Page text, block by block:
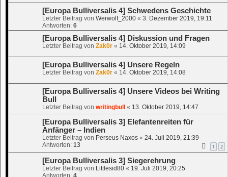
[Europa Bulliversalis 4] Schwedens Geschichte
Letzter Beitrag von Werwolf_2000 « 3. Dezember 2019, 19:11
Antworten: 6
[Europa Bulliversalis 4] Diskussion und Fragen
Letzter Beitrag von Zak0r « 14. Oktober 2019, 14:09
[Europa Bulliversalis 4] Unsere Regeln
Letzter Beitrag von Zak0r « 14. Oktober 2019, 14:08
[Europa Bulliversalis 4] Unsere Videos bei Writing
Bull
Letzter Beitrag von writingbull « 13. Oktober 2019, 14:47
[Europa Bulliversalis 3] Elefantenreiten für
Anfänger – Indien
Letzter Beitrag von Perseus Naxos « 24. Juli 2019, 21:39
Antworten: 13 1 2
[Europa Bulliversalis 3] Siegerehrung
Letzter Beitrag von Littlesid80 « 19. Juli 2019, 20:25